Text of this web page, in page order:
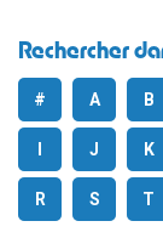
Rechercher
# A B
J K
R S T